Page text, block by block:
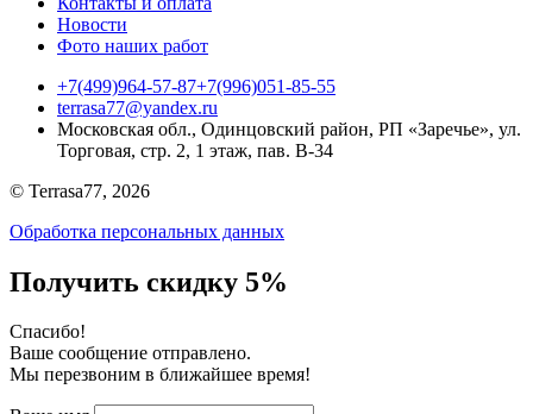
Новости
Фото наших работ
+7(499)964-57-87+7(996)051-85-55
terrasa77@yandex.ru
Московская обл., Одинцовский район, РП «Заречье», ул.
Торговая, стр. 2, 1 этаж, пав. B-34
© Terrasa77, 2026
Обработка персональных данных
Получить скидку 5%
Cпасибо!
Ваше сообщение отправлено.
Мы перезвоним в ближайшее время!